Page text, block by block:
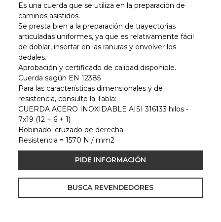
Es una cuerda que se utiliza en la preparación de
caminos asistidos.
Se presta bien a la preparación de trayectorias
articuladas uniformes, ya que es relativamente fácil
de doblar, insertar en las ranuras y envolver los
dedales.
Aprobación y certificado de calidad disponible.
Cuerda según EN 12385
Para las características dimensionales y de
resistencia, consulte la Tabla:
CUERDA ACERO INOXIDABLE AISI 316133 hilos -
7x19 (12 + 6 + 1)
Bobinado: cruzado de derecha.
Resistencia = 1570 N / mm2
PIDE INFORMACIÓN
BUSCA REVENDEDORES